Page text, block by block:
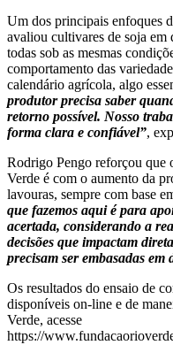
Um dos principais enfoques
avaliou cultivares de soja em
todas sob as mesmas
comportamento das
calendário agrícola, algo
produtor precisa saber
retorno possível. Nosso
forma clara e confiável”,
Rodrigo Pengo reforçou que
Verde é com o aumento da
lavouras, sempre com base
que fazemos aqui é para
acertada, considerando a
decisões que impactam
precisam ser embasadas em
Os resultados do ensaio de
disponíveis on-line e de
Verde, acesse
https://